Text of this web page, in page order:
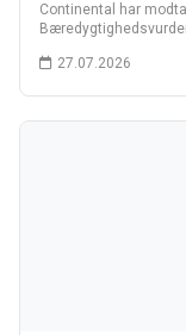
Continental har
27.07.2026